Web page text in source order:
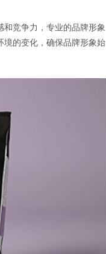
竞争力，专业的品牌形象
境的变化，确保品牌形象始